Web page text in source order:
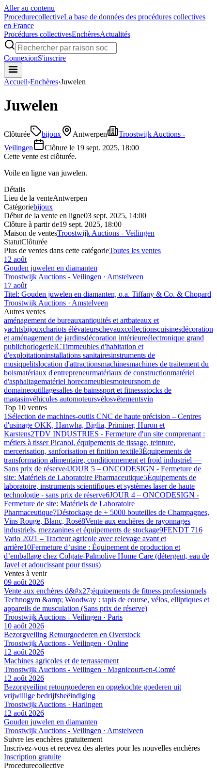
Aller au contenu
ProcedurecollectiveLa base de données des procédures collectives
en France
Procédures collectivesEnchèresActualités
ConnexionS'inscrire
Accueil›Enchères›Juwelen
Juwelen
Clôturée bijoux Antwerpen
Troostwijk Auctions -
Veilingen
Clôture le 19 sept. 2025, 18:00
Cette vente est clôturée.
Voile en ligne van juwelen.
Détails
Lieu de la venteAntwerpen
Catégoriebijoux
Début de la vente en ligne03 sept. 2025, 14:00
Clôture à partir de19 sept. 2025, 18:00
Maison de ventesTroostwijk Auctions - Veilingen
StatutClôturée
Plus de ventes dans cette catégorieToutes les ventes
12 août
Gouden juwelen en diamanten
Troostwijk Auctions - Veilingen · Amstelveen
17 août
Titel: Gouden juwelen en diamanten, o.a. Tiffany & Co. & Chopard
Troostwijk Auctions · Amstelveen
Autres ventes
aménagement de bureauxantiquités et artbateaux et
yachtsbijouxchariots élévateurschevauxcollectionscuisinesdécoration
et aménagement de jardinsdécoration intérieureélectronique grand
publichorlogerieICTimmeubles d'habitation et
d'exploitationinstallations sanitairesinstruments de
musiquelitslocation d'attractionsmachinesmachines de traitement du
boismatériaux d'entrepreneurmatériaux de constructionmatériel
d'asphaltagematériel horecameublesmoteursnom de
domaineoutillagesalles de bainssport et fitnessstocks de
magasinvéhicules automoteursvélosvêtementsvin
Top 10 ventes
1 Sélection de machines-outils CNC de haute précision – Centres
d'usinage OKK, Hanwha, Biglia, Priminer, Huron et
Karstens2TDV INDUSTRIES - Fermeture d'un site comprenant :
métiers à tisser Picanol, équipements de tissage, teinture,
mercerisation, sanforisation et finition textile3Équipements de
transformation alimentaire, conditionnement et froid industriel —
Sans prix de réserve4JOUR 5 – ONCODESIGN - Fermeture de
site: Matériels de Laboratoire Pharmaceutique5Équipements de
laboratoire, instruments scientifiques et systèmes laser de haute
technologie - sans prix de réserve6JOUR 4 – ONCODESIGN -
Fermeture de site: Matériels de Laboratoire
Pharmaceutique7Déstockage de + 5000 bouteilles de Champagnes,
Vins Rouge, Blanc, Rosé8Vente aux enchères de rayonnages
industriels, mezzanines et équipements de stockage9FENDT 716
Vario 2021 – Tracteur agricole avec relevage avant et
arrière10Fermeture d’usine : Équipement de production et
d’emballage chez Colgate-Palmolive Home Care (détergent, eau de
Javel et adoucissant pour tissus)
Ventes à venir
09 août 2026
Vente aux enchères d&#x27;équipements de fitness professionnels
Technogym &amp; Woodway : tapis de course, vélos, elliptiques et
appareils de musculation (Sans prix de réserve)
Troostwijk Auctions - Veilingen · Paris
10 août 2026
Bezorgveiling Retourgoederen en Overstock
Troostwijk Auctions - Veilingen · Online
12 août 2026
Machines agricoles et de terrassement
Troostwijk Auctions - Veilingen · Magnicourt-en-Comté
12 août 2026
Bezorgveiling retourgoederen en opgekochte goederen uit
vrijwillige bedrijfsbeëindiging
Troostwijk Auctions · Harlingen
12 août 2026
Gouden juwelen en diamanten
Troostwijk Auctions - Veilingen · Amstelveen
Suivre les enchères gratuitement
Inscrivez-vous et recevez des alertes pour les nouvelles enchères
Inscription gratuite
Procedurecollective